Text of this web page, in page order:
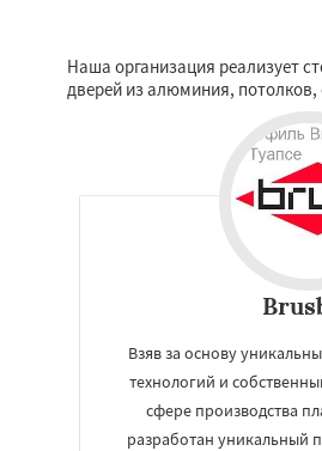
Наша организация реализует
дверей из алюминия,
Взяв за основу
технологий и
сфере производства
разработан уникальный